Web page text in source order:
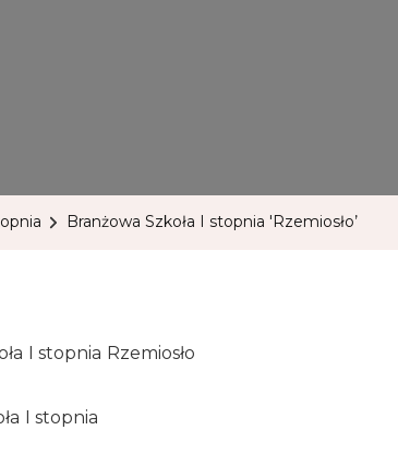
Branżowa Szkoła I stopnia 'Rzemiosło’
I stopnia Rzemiosło
I stopnia